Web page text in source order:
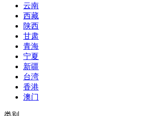
云南
西藏
陕西
甘肃
青海
宁夏
新疆
台湾
香港
澳门